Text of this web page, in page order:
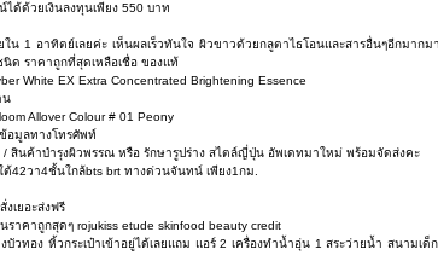
ได้ด้วยเงินลงทุนเพียง 550 บาท
ใน 1 อาทิตย์เลยค่ะ เห็นผลเร็วทันใจ ผิวขาวด้วยกลูตาไธโอนและสารอื่นๆอีกมา
ด ราคาถูกที่สุดเหลือเชื่อ ของแท้
White EX Extra Concentrated Brightening Essence
น
Allover Colour # 01 Peony
อมูลทางโทรศัพท์
สินค้าบำรุงผิวพรรณ หรือ รักษารูปร่าง สไตล์ญี่ปุ่น อัพเดทมาใหม่ พร้อมจัดส่งคะ
ต้42วา4ชั้นใกล้bts brt ทางด่วนจันทน์ เพียง1กม.
เยอะส่งฟรี
ราคาถูกสุดๆ rojukiss etude skinfood beauty credit
วทอง หิ้วกระเป๋าเข้าอยู่ได้เลยแถม แอร์ 2 เครื่องทำน้ำอุ่น 1 สระว่ายน้ำ สนามเ